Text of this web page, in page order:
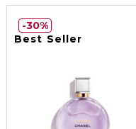
Best Seller
30%